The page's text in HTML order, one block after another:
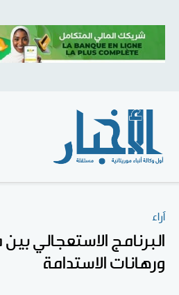
آراء
البرنامج الاستعجالي
ورهانات الاستدامة